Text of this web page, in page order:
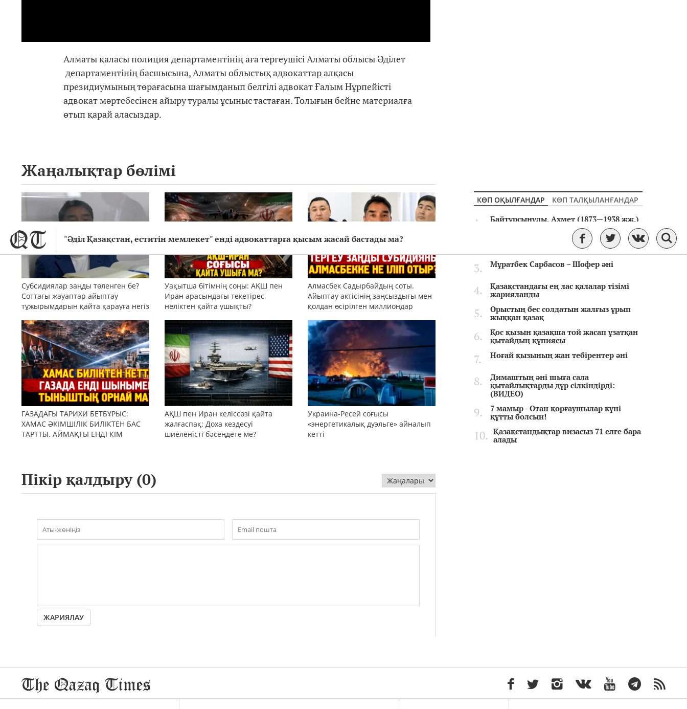
"Әділ Қазақстан, еститін мемлекет" енді адвокаттарға қысым жасай бастады ма?
Алматы қаласы полиция департаментінің аға тергеушісі Алматы облысы Әділет
департаментінің басшысына, Алматы облыстық адвокаттар алқасы
президиумының төрағасына шағымданып белгілі адвокат Ғалым Нұрпейісті
адвокат мәртебесінен айыру туралы ұсыныс тастаған. Толығын бейне материалға
өтып қарай аласыздар.
Жаңалықтар бөлімі
Субсидиялар заңды төленген бе?
Соттағы жауаптар айыптау
тұжырымдарын қайта қарауға негіз
Уақытша бітімнің соңы: АҚШ пен
Иран арасындағы текетірес
неліктен қайта ушықты?
Алмасбек Садырбайдың соты.
Айыптау актісінің заңсыздығы мен
қолдан өсірілген миллиондар
ГАЗАДАҒЫ ТАРИХИ БЕТБҰРЫС:
ХАМАС ӘКІМШІЛІК БИЛІКТЕН БАС
ТАРТТЫ. АЙМАҚТЫ ЕНДІ КІМ
АҚШ пен Иран келіссөзі қайта
жалғаспақ: Доха кездесуі
шиеленісті бәсеңдете ме?
Украина-Ресей соғысы
«энергетикалық дуэльге» айналып
кетті
Пікір қалдыру (0)
ЖАРИЯЛАУ
КӨП ОҚЫЛҒАНДАР
КӨП ТАЛҚЫЛАНҒАНДАР
Байтұрсынұлы, Ахмет (1873—1938 жж.)
Ауа райына қатысты қазақтың
халықтық болжамдары
Мұратбек Сарбасов – Шофер әні
Қазақстандағы ең лас қалалар тізімі
жарияланды
Орыстың бес солдатын жалғыз ұрып
жыққан қазақ
Қос қызын қазақша той жасап ұзатқан
қытайдың құпиясы
Ноғай қызының жан тебірентер әні
Димаштың әні шыға сала
қытайлықтарды дүр сілкіндірді:
(ВИДЕО)
7 мамыр - Отан қорғаушылар күні
құтты болсын!
Қазақстандықтар визасыз 71 елге бара
алады